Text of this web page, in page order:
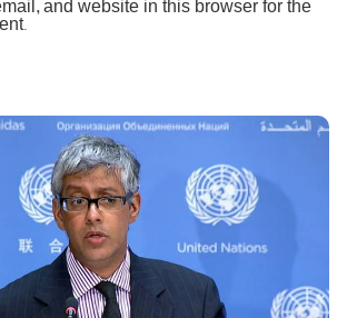
and website in this browser for the